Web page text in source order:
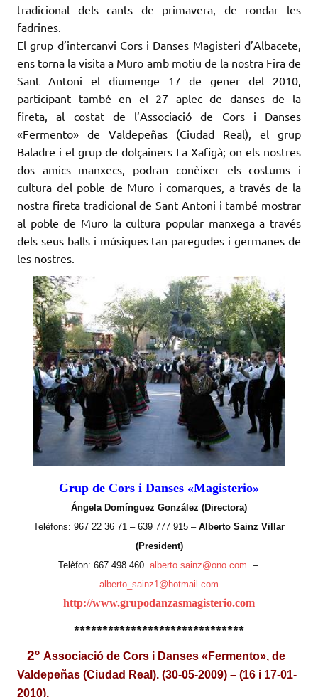
tradicional dels cants de primavera, de rondar les
fadrines.
El grup d’intercanvi Cors i Danses Magisteri d’Albacete,
ens torna la visita a Muro amb motiu de la nostra Fira de
Sant Antoni el diumenge 17 de gener del 2010,
participant també en el 27 aplec de danses de la
fireta, al costat de l’Associació de Cors i Danses
«Fermento» de Valdepeñas (Ciudad Real), el grup
Baladre i el grup de dolçainers La Xafigà; on els nostres
dos amics manxecs, podran conèixer els costums i
cultura del poble de Muro i comarques, a través de la
nostra fireta tradicional de Sant Antoni i també mostrar
al poble de Muro la cultura popular manxega a través
dels seus balls i músiques tan paregudes i germanes de
les nostres.
Grup de Cors i Danses «Magisterio»
Ángela Domínguez González (Directora)
Telèfons: 967 22 36 71 – 639 777 915 – Alberto Sainz Villar
(President)
Telèfon: 667 498 460 alberto.sainz@ono.com –
alberto_sainz1@hotmail.com
http://www.grupodanzasmagisterio.com
******************************
2º Associació de Cors i Danses «Fermento», de
Valdepeñas (Ciudad Real). (30-05-2009) – (16 i 17-01-
2010).